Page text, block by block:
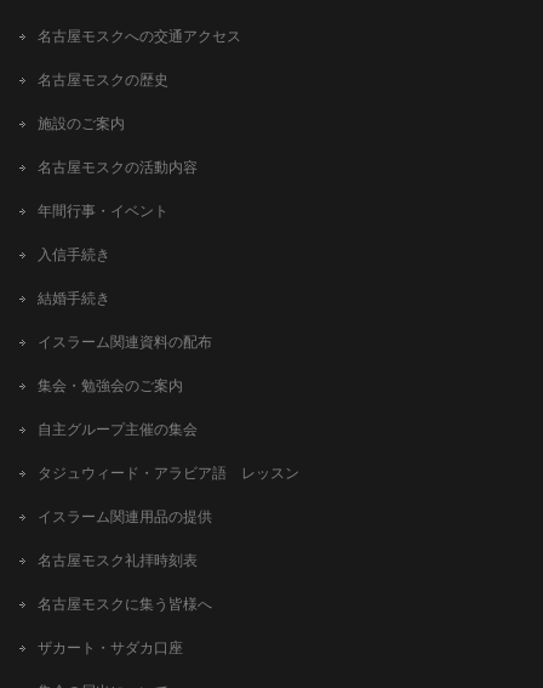
名古屋モスクへの交通アクセス
名古屋モスクの歴史
施設のご案内
名古屋モスクの活動内容
年間行事・イベント
入信手続き
結婚手続き
イスラーム関連資料の配布
集会・勉強会のご案内
自主グループ主催の集会
タジュウィード・アラビア語 レッスン
イスラーム関連用品の提供
名古屋モスク礼拝時刻表
名古屋モスクに集う皆様へ
ザカート・サダカ口座